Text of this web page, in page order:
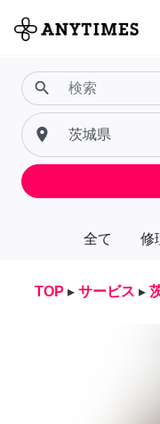
全て 修
search
place
TOP ▸ サービス ▸